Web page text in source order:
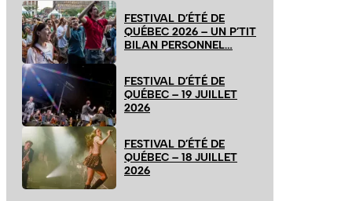
FESTIVAL D’ÉTÉ DE
QUÉBEC 2026 – UN P’TIT
BILAN PERSONNEL…
FESTIVAL D’ÉTÉ DE
QUÉBEC – 19 JUILLET
2026
FESTIVAL D’ÉTÉ DE
QUÉBEC – 18 JUILLET
2026